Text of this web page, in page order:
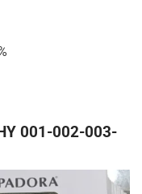
001-002-003-